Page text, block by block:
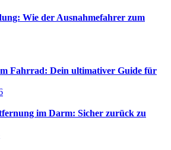
Wie der Ausnahmefahrer zum
Fahrrad: Dein ultimativer Guide für
im Darm: Sicher zurück zu